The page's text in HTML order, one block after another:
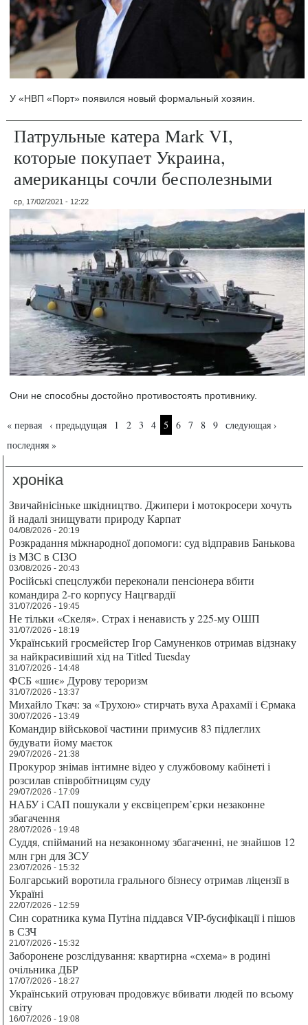
У «НВП «Порт» появился новый формальный хозяин.
Патрульные катера Mark VI,
которые покупает Украина,
американцы сочли бесполезными
ср, 17/02/2021 - 12:22
Они не способны достойно противостоять противнику.
Страницы
« первая ‹ предыдущая 1 2 3 4 5 6 7 8 9
следующая ›
последняя »
хроніка
Звичайнісіньке шкідництво. Джипери і мотокросери хочуть
й надалі знищувати природу Карпат
04/08/2026 - 20:19
Розкрадання міжнародної допомоги: суд відправив Банькова
із МЗС в СІЗО
03/08/2026 - 20:43
Російські спецслужби переконали пенсіонера вбити
командира 2-го корпусу Нацгвардії
31/07/2026 - 19:45
Не тільки «Скеля». Страх і ненависть у 225-му ОШП
31/07/2026 - 18:19
Український гросмейстер Ігор Самуненков отримав відзнаку
за найкрасивіший хід на Titled Tuesday
31/07/2026 - 14:48
ФСБ «шиє» Дурову тероризм
31/07/2026 - 13:37
Михайло Ткач: за «Трухою» стирчать вуха Арахамії і Єрмака
30/07/2026 - 13:49
Командир військової частини примусив 83 підлеглих
будувати йому маєток
29/07/2026 - 21:38
Прокурор знімав інтимне відео у службовому кабінеті і
розсилав співробітницям суду
29/07/2026 - 17:09
НАБУ і САП пошукали у ексвіцепрем’єрки незаконне
збагачення
28/07/2026 - 19:48
Суддя, спійманий на незаконному збагаченні, не знайшов 12
млн грн для ЗСУ
23/07/2026 - 15:32
Болгарський воротила грального бізнесу отримав ліцензії в
Україні
22/07/2026 - 12:59
Син соратника кума Путіна піддався VIP-бусифікації і пішов
в СЗЧ
21/07/2026 - 15:32
Заборонене розслідування: квартирна «схема» в родині
очільника ДБР
17/07/2026 - 18:27
Український отруювач продовжує вбивати людей по всьому
світу
16/07/2026 - 19:08